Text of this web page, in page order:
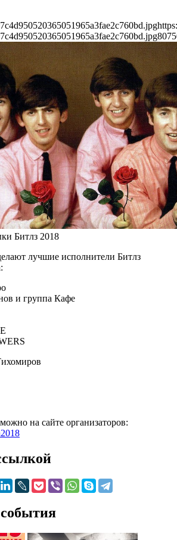
807
Битлз 2018
лучшие исполнители Битлз
и группа Кафе
на сайте организаторов: